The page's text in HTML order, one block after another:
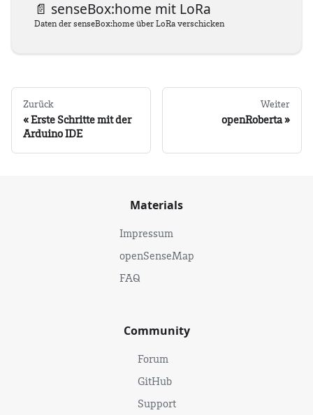
📄️ senseBox:home mit LoRa
Daten der senseBox:home über LoRa verschicken
Zurück
Erste Schritte mit der
Arduino IDE
Weiter
openRoberta
Materials
Impressum
openSenseMap
FAQ
Community
Forum
GitHub
Support